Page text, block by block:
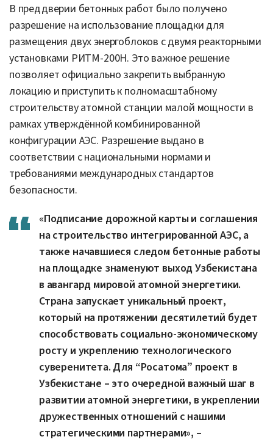
В преддверии бетонных работ было получено
разрешение на использование площадки для
размещения двух энергоблоков с двумя реакторными
установками РИТМ-200Н. Это важное решение
позволяет официально закрепить выбранную
локацию и приступить к полномасштабному
строительству атомной станции малой мощности в
рамках утверждённой комбинированной
конфигурации АЭС. Разрешение выдано в
соответствии с национальными нормами и
требованиями международных стандартов
безопасности.
«Подписание дорожной карты и соглашения
на строительство интегрированной АЭС, а
также начавшиеся следом бетонные работы
на площадке знаменуют выход Узбекистана
в авангард мировой атомной энергетики.
Страна запускает уникальный проект,
который на протяжении десятилетий будет
способствовать социально-экономическому
росту и укреплению технологического
суверенитета. Для “Росатома” проект в
Узбекистане – это очередной важный шаг в
развитии атомной энергетики, в укреплении
дружественных отношений с нашими
стратегическими партнерами», –